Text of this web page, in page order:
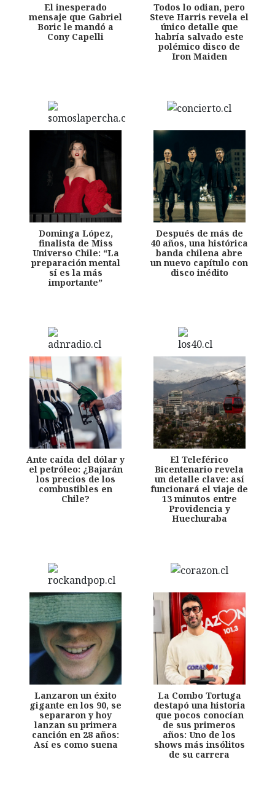
El inesperado
mensaje que Gabriel
Boric le mandó a
Cony Capelli
Todos lo odian, pero
Steve Harris revela el
único detalle que
habría salvado este
polémico disco de
Iron Maiden
Dominga López,
finalista de Miss
Universo Chile: “La
preparación mental
sí es la más
importante”
Después de más de
40 años, una histórica
banda chilena abre
un nuevo capítulo con
disco inédito
Ante caída del dólar y
el petróleo: ¿Bajarán
los precios de los
combustibles en
Chile?
El Teleférico
Bicentenario revela
un detalle clave: así
funcionará el viaje de
13 minutos entre
Providencia y
Huechuraba
Lanzaron un éxito
gigante en los 90, se
separaron y hoy
lanzan su primera
canción en 28 años:
Así es como suena
La Combo Tortuga
destapó una historia
que pocos conocían
de sus primeros
años: Uno de los
shows más insólitos
de su carrera